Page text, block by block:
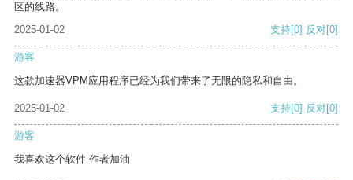
区的线路。
2025-01-02
支持[0] 反对[0]
游客
这款加速器VPM应用程序已经为我们带来了无限的隐私和自由。
2025-01-02 支持[0] 反对[0]
游客
我喜欢这个软件 作者加油